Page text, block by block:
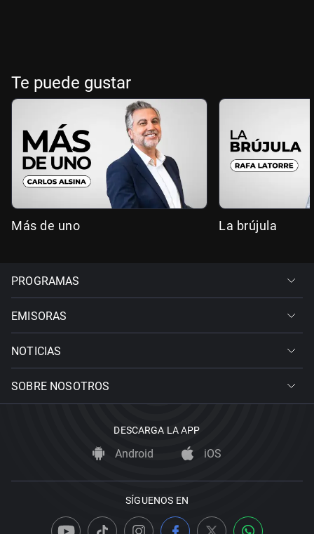
Te puede gustar
Más de uno La brújula
PROGRAMAS
EMISORAS
NOTICIAS
SOBRE NOSOTROS
DESCARGA LA APP
Android iOS
SÍGUENOS EN